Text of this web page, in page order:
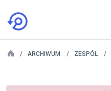
ARCHIWUM ZESPÓŁ